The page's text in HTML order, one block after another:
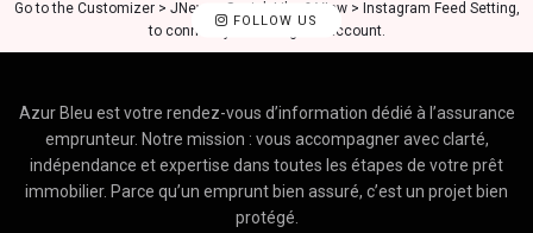
FOLLOW US
Go to the Customizer > JNews : Social, Like & View > Instagram Feed Setting,
to connect your Instagram account.
Azur Bleu est votre rendez-vous d’information dédié à l’assurance
emprunteur. Notre mission : vous accompagner avec clarté,
indépendance et expertise dans toutes les étapes de votre prêt
immobilier. Parce qu’un emprunt bien assuré, c’est un projet bien
protégé.